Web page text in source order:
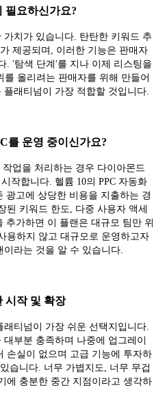
필요하신가요?
치가 있습니다. 탄탄한 키워드 추
제공되며, 이러한 기능은 판매자
. '탐색 단계'를 지나 이제 리스팅을
올리려는 판매자를 위해 만들어
래티넘이 가장 적합할 것입니다.
를 운영 중이신가요?
업을 처리하는 경우 다이아몬드
작합니다. 헬륨 10의 PPC 자동화
광고에 상당한 비용을 지출하는 경
된 키워드 한도, 다중 사용자 액세
추가하면 이 플랜은 대규모 팀만 위
용하지 않고 대규모로 운영하고자
라는 것을 알 수 있습니다.
시작 및 확장
티넘이 가장 쉬운 선택지입니다.
부분 충족하며 나중에 업그레이
손실이 없으며 고급 기능에 투자하
습니다. 너무 가볍지도, 너무 무겁
에 충분한 중간 지점이라고 생각하